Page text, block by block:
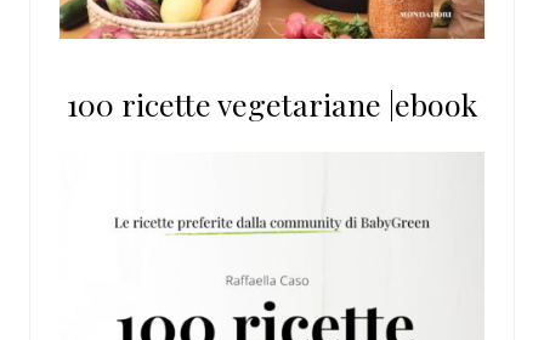
100 ricette vegetariane |ebook